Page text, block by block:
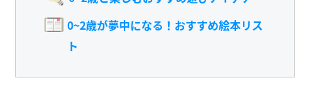
0~2歳が夢中になる！おすすめ絵本リス
ト